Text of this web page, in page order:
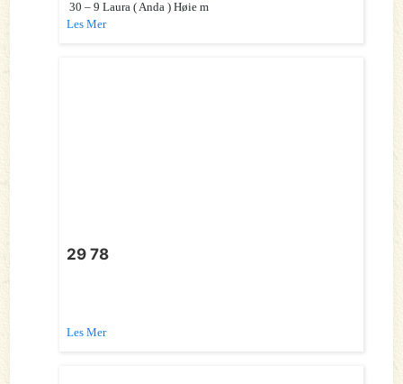
30 – 9 Laura ( Anda ) Høie m
Les Mer
29 78
Les Mer